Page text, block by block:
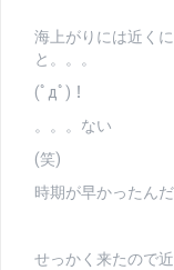
海上がりには近く
と。。。
(ﾟдﾟ)！
。。。ない
(笑)
時期が早かったん
せっかく来たので